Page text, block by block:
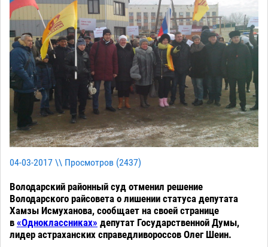
04-03-2017 \\ Просмотров (2437)
Володарский районный суд отменил решение
Володарского райсовета о лишении статуса депутата
Хамзы Исмуханова, сообщает на своей странице
в «Одноклассниках» депутат Государственной Думы,
лидер астраханских справедливороссов Олег Шеин.